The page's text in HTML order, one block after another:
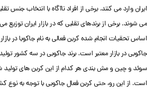
ایران وارد می کنند. برخی از افراد ناآگاه با انتخاب جنس
می شوند. برخی از برندهای تقلبی که در بازار ایران توزیع
اساس تحقیات انجام شده کربن فعالی به نام جاکوبا در
جاکوبی در بازار معتبر است. برند جاکوبی در سه کشور
سوئد و چین و مش بندی هر کدام از این کربن های
است. از این رو، حتی کربن فعال جاکوبی با توجه به نوع